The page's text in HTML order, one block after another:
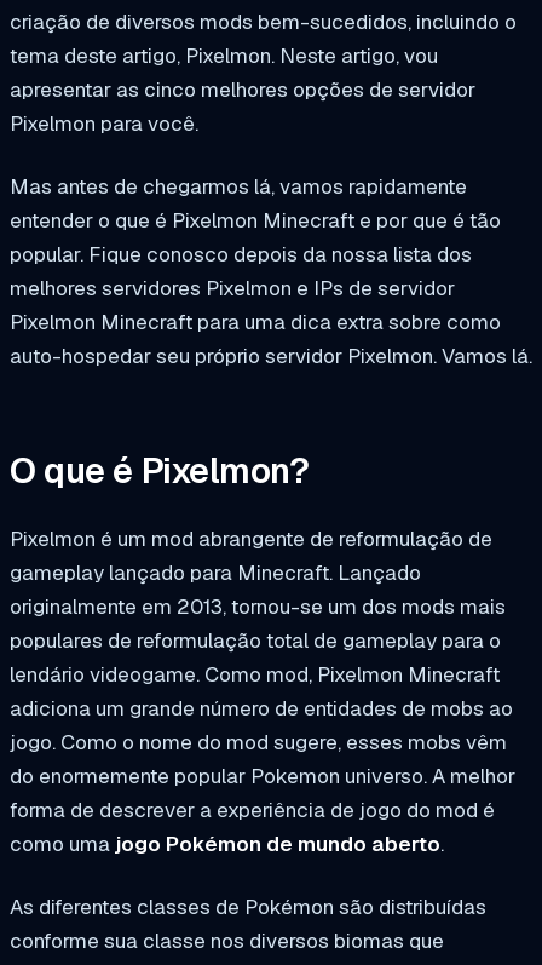
criação de diversos mods bem-sucedidos, incluindo o
tema deste artigo, Pixelmon. Neste artigo, vou
apresentar as cinco melhores opções de servidor
Pixelmon para você.
Mas antes de chegarmos lá, vamos rapidamente
entender o que é Pixelmon Minecraft e por que é tão
popular. Fique conosco depois da nossa lista dos
melhores servidores Pixelmon e IPs de servidor
Pixelmon Minecraft para uma dica extra sobre como
auto-hospedar seu próprio servidor Pixelmon. Vamos lá.
O que é Pixelmon?
Pixelmon é um mod abrangente de reformulação de
gameplay lançado para Minecraft. Lançado
originalmente em 2013, tornou-se um dos mods mais
populares de reformulação total de gameplay para o
lendário videogame. Como mod, Pixelmon Minecraft
adiciona um grande número de entidades de mobs ao
jogo. Como o nome do mod sugere, esses mobs vêm
do enormemente popular Pokemon universo. A melhor
forma de descrever a experiência de jogo do mod é
como uma jogo Pokémon de mundo aberto.
As diferentes classes de Pokémon são distribuídas
conforme sua classe nos diversos biomas que